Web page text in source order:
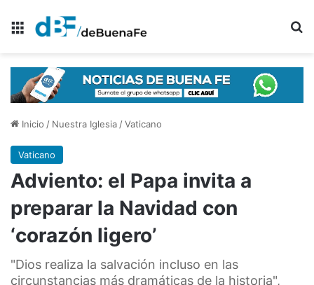
Menú
Inicio / Nuestra Iglesia/Vaticano
Vaticano
Adviento: el Papa invita a
preparar la Navidad con
‘corazón ligero’
"Dios realiza la salvación incluso en las
circunstancias más dramáticas de la historia",